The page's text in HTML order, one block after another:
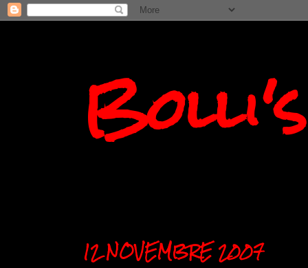
12 NOVEMBRE 2007